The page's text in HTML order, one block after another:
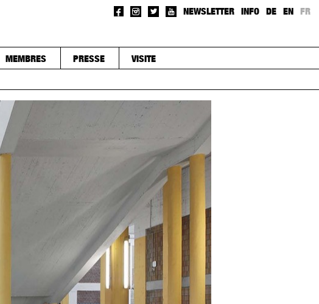
NEWSLETTER INFO DE EN FR
MEMBRES PRESSE VISITE